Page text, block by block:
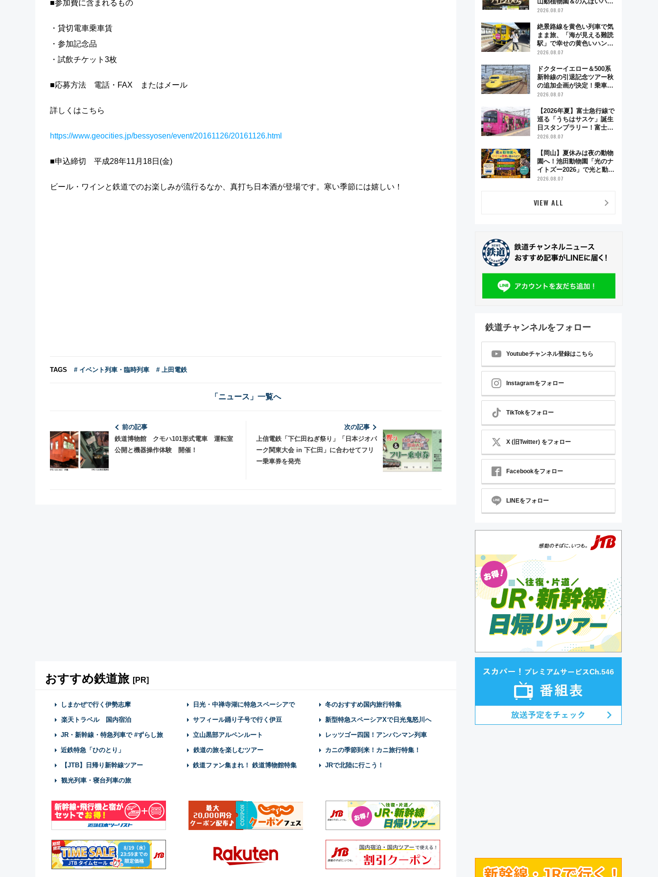
■参加費に含まれるもの
・貸切電車乗車賃
・参加記念品
・試飲チケット3枚
■応募方法 電話・FAX またはメール
詳しくはこちら
https://www.geocities.jp/bessyosen/event/20161126/20161126.html
■申込締切 平成28年11月18日(金)
ビール・ワインと鉄道でのお楽しみが流行るなか、真打ち日本酒が登場です。寒い季節には嬉しい！
TAGS # イベント列車・臨時列車 # 上田電鉄
「ニュース」一覧へ
前の記事
鉄道博物館 クモハ101形式電車 運転室
公開と機器操作体験 開催！
次の記事
上信電鉄「下仁田ねぎ祭り」「日本ジオパ
ーク関東大会 in 下仁田」に合わせてフリ
ー乗車券を発売
おすすめ鉄道旅 [PR]
しまかぜで行く伊勢志摩 日光・中禅寺湖に特急スペーシアで 冬のおすすめ国内旅行特集
楽天トラベル 国内宿泊 サフィール踊り子号で行く伊豆 新型特急スペーシアXで日光鬼怒川へ
JR・新幹線・特急列車で #ずらし旅 立山黒部アルペンルート レッツゴー四国！アンパンマン列車
近鉄特急「ひのとり」 鉄道の旅を楽しむツアー カニの季節到来！カニ旅行特集！
【JTB】日帰り新幹線ツアー 鉄道ファン集まれ！ 鉄道博物館特集 JRで北陸に行こう！
観光列車・寝台列車の旅
ク「ナイトZOO」開催情報
2026.08.07
絶景路線を黄色い列車で気
まま旅、「海が見える難読
駅」で幸せの黄色いハンカ
チに願いを 「新・鉄道ひ
「島原鉄道」
2026.08.07
ドクターイエロー＆500系
新幹線の引退記念ツアー秋
の追加企画が決定！乗車体
験やグッズ・ホテル情報ま
2026.08.07
【2026年夏】富士急行線で
巡る「うちはサスケ」誕生
日スタンプラリー！富士急
ハイランド限定グルメ＆グ
2026.08.07
【岡山】夏休みは夜の動物
園へ！池田動物園「光のナ
イトズー2026」で光と動物
が彩る特別な夜
2026.08.07
VIEW ALL
鉄道チャンネルをフォロー
Youtubeチャンネル登録はこちら
Instagramをフォロー
TikTokをフォロー
X (旧Twitter) をフォロー
Facebookをフォロー
LINEをフォロー